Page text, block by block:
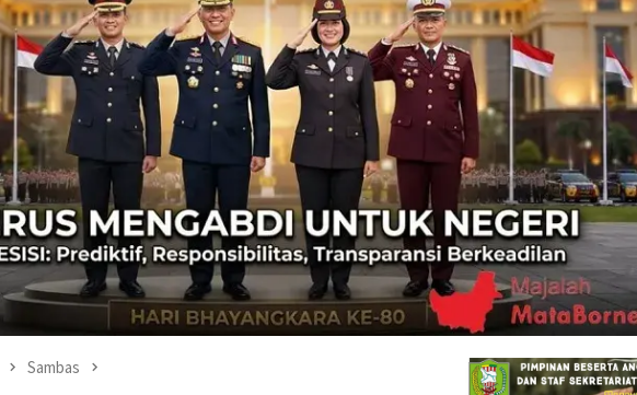
Sambas